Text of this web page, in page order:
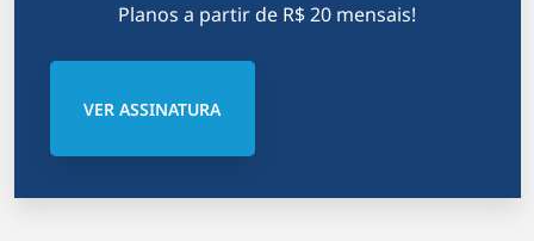
Planos a partir de R$ 20 mensais!
VER ASSINATURA